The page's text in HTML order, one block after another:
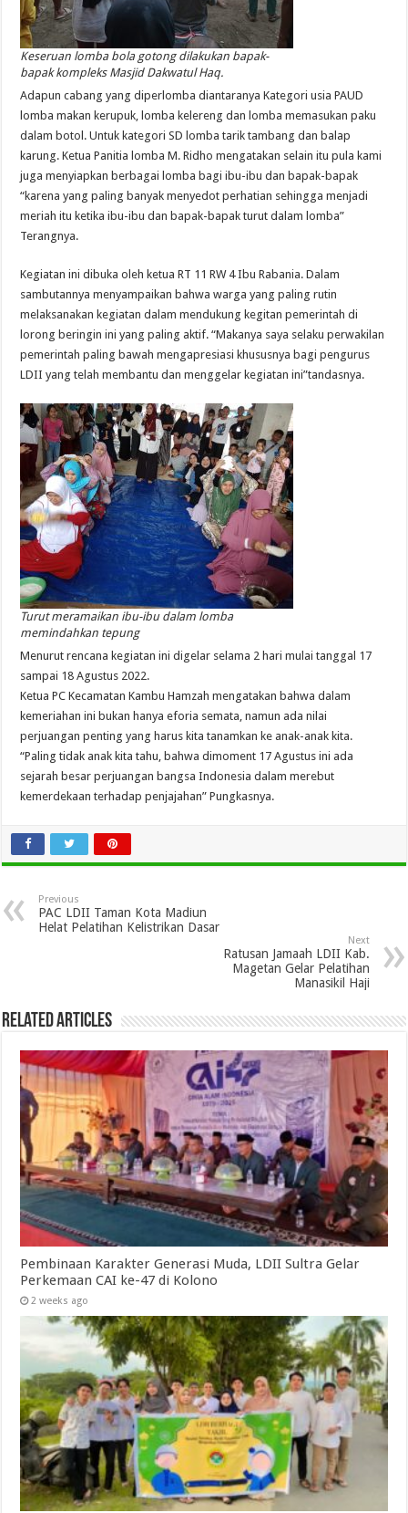
Keseruan lomba bola gotong dilakukan bapak-
bapak kompleks Masjid Dakwatul Haq.
Adapun cabang yang diperlomba diantaranya Kategori usia PAUD
lomba makan kerupuk, lomba kelereng dan lomba memasukan paku
dalam botol. Untuk kategori SD lomba tarik tambang dan balap
karung. Ketua Panitia lomba M. Ridho mengatakan selain itu pula kami
juga menyiapkan berbagai lomba bagi ibu-ibu dan bapak-bapak
“karena yang paling banyak menyedot perhatian sehingga menjadi
meriah itu ketika ibu-ibu dan bapak-bapak turut dalam lomba”
Terangnya.
Kegiatan ini dibuka oleh ketua RT 11 RW 4 Ibu Rabania. Dalam
sambutannya menyampaikan bahwa warga yang paling rutin
melaksanakan kegiatan dalam mendukung kegitan pemerintah di
lorong beringin ini yang paling aktif. “Makanya saya selaku perwakilan
pemerintah paling bawah mengapresiasi khususnya bagi pengurus
LDII yang telah membantu dan menggelar kegiatan ini”tandasnya.
Turut meramaikan ibu-ibu dalam lomba
memindahkan tepung
Menurut rencana kegiatan ini digelar selama 2 hari mulai tanggal 17
sampai 18 Agustus 2022.
Ketua PC Kecamatan Kambu Hamzah mengatakan bahwa dalam
kemeriahan ini bukan hanya eforia semata, namun ada nilai
perjuangan penting yang harus kita tanamkan ke anak-anak kita.
“Paling tidak anak kita tahu, bahwa dimoment 17 Agustus ini ada
sejarah besar perjuangan bangsa Indonesia dalam merebut
kemerdekaan terhadap penjajahan” Pungkasnya.
Previous
PAC LDII Taman Kota Madiun
Helat Pelatihan Kelistrikan Dasar
Next
Ratusan Jamaah LDII Kab.
Magetan Gelar Pelatihan
Manasikil Haji
Related Articles
Pembinaan Karakter Generasi Muda, LDII Sultra Gelar
Perkemaan CAI ke-47 di Kolono
2 weeks ago